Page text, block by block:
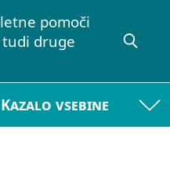
vsebine